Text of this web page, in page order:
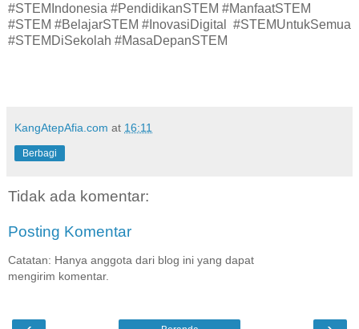
#STEMIndonesia #PendidikanSTEM #ManfaatSTEM
#STEM #BelajarSTEM #InovasiDigital #STEMUntukSemua
#STEMDiSekolah #MasaDepanSTEM
KangAtepAfia.com at 16:11
Berbagi
Tidak ada komentar:
Posting Komentar
Catatan: Hanya anggota dari blog ini yang dapat
mengirim komentar.